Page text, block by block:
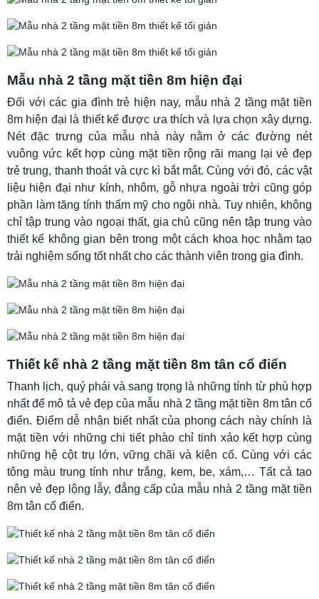
Mẫu nhà 2 tầng mặt tiền 8m hiện đại
Đối với các gia đình trẻ hiện nay, mẫu nhà 2 tầng mặt tiền
8m hiện đại là thiết kế được ưa thích và lựa chọn xây dựng.
Nét đặc trưng của mẫu nhà này nằm ở các đường nét
vuông vức kết hợp cùng mặt tiền rộng rãi mang lại vẻ đẹp
trẻ trung, thanh thoát và cực kì bắt mắt. Cùng với đó, các vật
liệu hiện đại như kính, nhôm, gỗ nhựa ngoài trời cũng góp
phần làm tăng tính thẩm mỹ cho ngôi nhà. Tuy nhiên, không
chỉ tập trung vào ngoại thất, gia chủ cũng nên tập trung vào
thiết kế không gian bên trong một cách khoa học nhằm tạo
trải nghiệm sống tốt nhất cho các thành viên trong gia đình.
Thiết kế nhà 2 tầng mặt tiền 8m tân cổ điển
Thanh lịch, quý phái và sang trọng là những tính từ phù hợp
nhất để mô tả vẻ đẹp của mẫu nhà 2 tầng mặt tiền 8m tân cổ
điển. Điểm dễ nhận biết nhất của phong cách này chính là
mặt tiền với những chi tiết phào chỉ tinh xảo kết hợp cùng
những hệ cột trụ lớn, vững chãi và kiên cố. Cùng với các
tông màu trung tính như trắng, kem, be, xám,… Tất cả tạo
nên vẻ đẹp lộng lẫy, đẳng cấp của mẫu nhà 2 tầng mặt tiền
8m tân cổ điển.